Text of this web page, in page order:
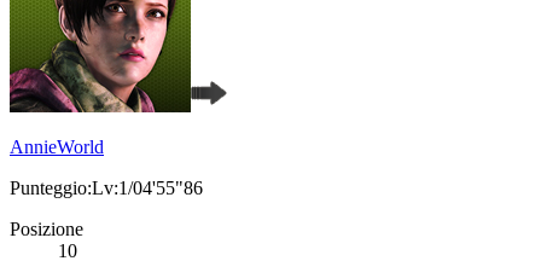
AnnieWorld
Punteggio:Lv:1/04'55"86
Posizione
10